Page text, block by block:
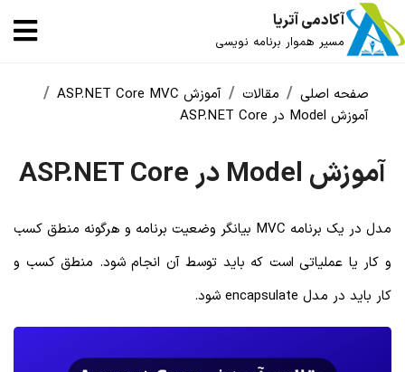
آکادمی آتریا
مسیر هموار برنامه نویسی
صفحه اصلی مقالات
آموزش ASP.NET Core MVC
آموزش Model در ASP.NET Core
آموزش Model در ASP.NET Core
مدل در یک برنامه MVC بیانگر وضعیت برنامه و هرگونه منطق کسب
و کار یا عملیاتی است که باید توسط آن انجام شود. منطق کسب و
کار باید در مدل encapsulate شود.